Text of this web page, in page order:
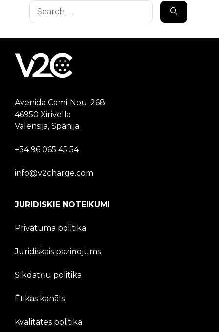
Search
for:
Avenida Camí Nou, 268
46950 Xirivella
Valensija, Spānija
+34 96 065 45 54
info@v2charge.com
JURIDISKIE NOTEIKUMI
Privātuma politika
Juridiskais paziņojums
Sīkdatņu politika
Ētikas kanāls
Kvalitātes politika